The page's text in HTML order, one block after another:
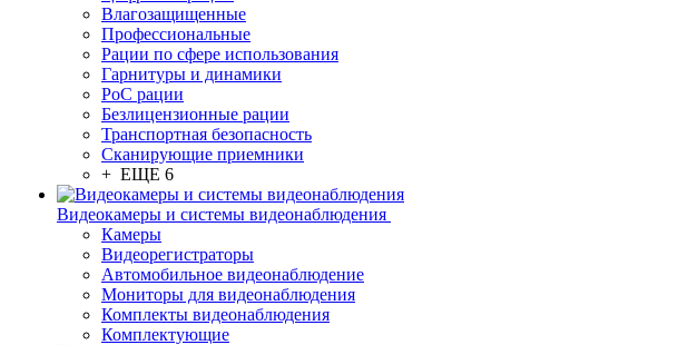
Влагозащищенные
Профессиональные
Рации по сфере использования
Гарнитуры и динамики
PoC рации
Безлицензионные рации
Транспортная безопасность
Сканирующие приемники
+ ЕЩЕ 6
Видеокамеры и системы видеонаблюдения
Камеры
Видеорегистраторы
Автомобильное видеонаблюдение
Мониторы для видеонаблюдения
Комплекты видеонаблюдения
Комплектующие